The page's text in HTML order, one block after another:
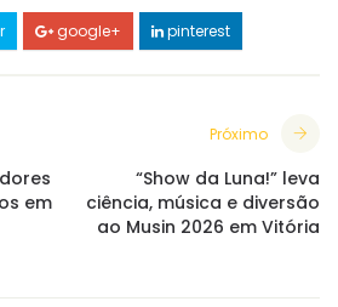
google+ pinterest
em
Próximo
“Show da Luna!” leva
ciência, música e diversão
ao Musin 2026 em Vitória